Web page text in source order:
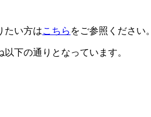
たい方はこちら をご参照ください。
下の通りとなっています。